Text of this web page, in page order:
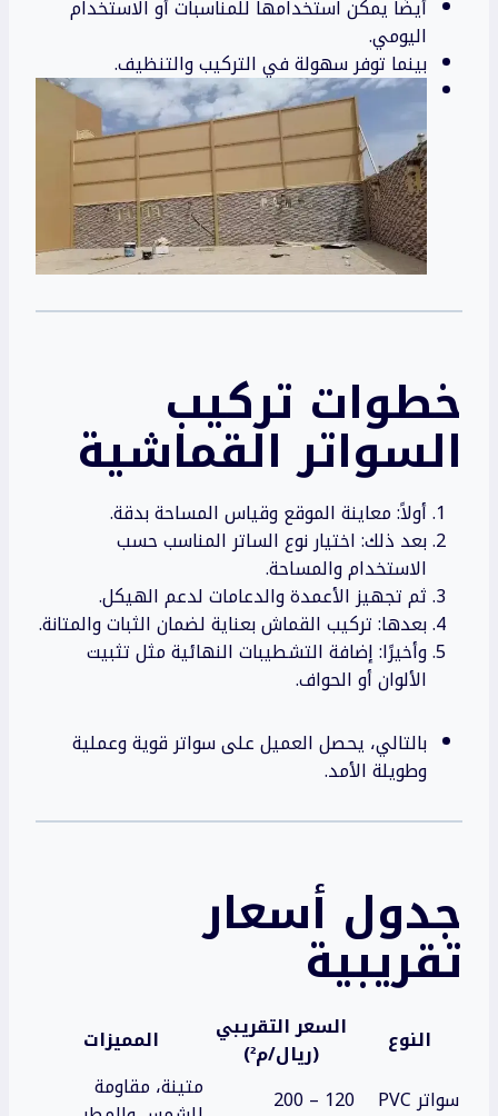
أيضًا يمكن استخدامها للمناسبات أو الاستخدام
اليومي.
بينما توفر سهولة في التركيب والتنظيف.
خطوات تركيب
السواترالقماشية
أولاً: معاينة الموقع وقياس المساحة بدقة.
بعد ذلك: اختيار نوع الساتر المناسب حسب
الاستخدام والمساحة.
ثم تجهيز الأعمدة والدعامات لدعم الهيكل.
بعدها: تركيب القماش بعناية لضمان الثبات والمتانة.
وأخيرًا: إضافة التشطيبات النهائية مثل تثبيت
الألوان أو الحواف.
بالتالي، يحصل العميل على سواتر قوية وعملية
وطويلة الأمد.
جدول أسعار
تقريبية
النوع
السعر التقريبي
(ريال/م²)
المميزات
سواتر PVC
120 – 200
متينة، مقاومة